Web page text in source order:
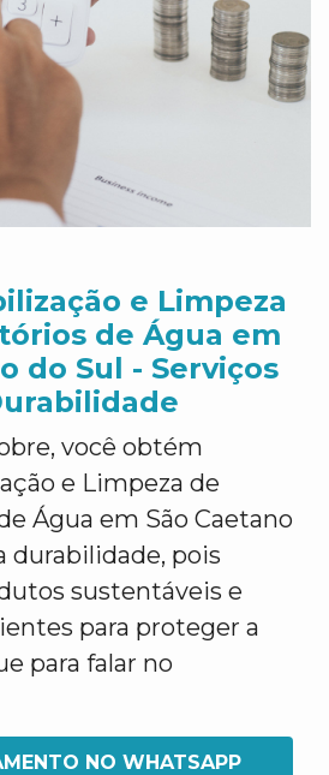
e Limpeza
de Água em
do Sul - Serviços
você obtém
e Limpeza de
Água em São Caetano
durabilidade, pois
sustentáveis e
para proteger a
para falar no
NO WHATSAPP